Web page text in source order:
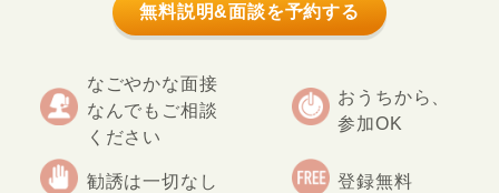
無料説明&面談を予約する
なごやかな面接
なんでもご相談
ください
おうちから、
参加OK
勧誘は一切なし 登録無料